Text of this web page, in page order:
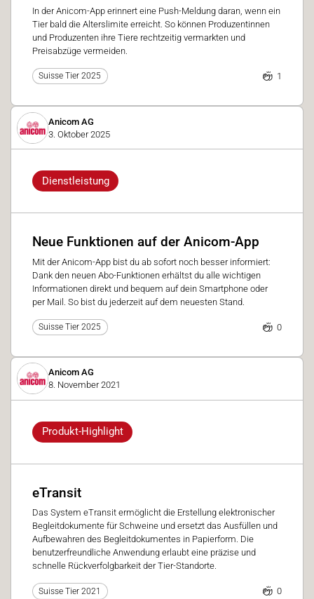
In der Anicom-App erinnert eine Push-Meldung daran, wenn ein
Tier bald die Alterslimite erreicht. So können Produzentinnen
und Produzenten ihre Tiere rechtzeitig vermarkten und
Preisabzüge vermeiden.
Suisse Tier 2025 1
Anicom AG
3. Oktober 2025
Dienstleistung
Neue Funktionen auf der Anicom-App
Mit der Anicom-App bist du ab sofort noch besser informiert:
Dank den neuen Abo-Funktionen erhältst du alle wichtigen
Informationen direkt und bequem auf dein Smartphone oder
per Mail. So bist du jederzeit auf dem neuesten Stand.
Suisse Tier 2025 0
Anicom AG
8. November 2021
Produkt-Highlight
eTransit
Das System eTransit ermöglicht die Erstellung elektronischer
Begleitdokumente für Schweine und ersetzt das Ausfüllen und
Aufbewahren des Begleitdokumentes in Papierform. Die
benutzerfreundliche Anwendung erlaubt eine präzise und
schnelle Rückverfolgbarkeit der Tier-Standorte.
Suisse Tier 2021 0